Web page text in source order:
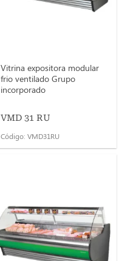
Vitrina expositora modular
frio ventilado Grupo
incorporado
VMD 31 RU
Código: VMD31RU